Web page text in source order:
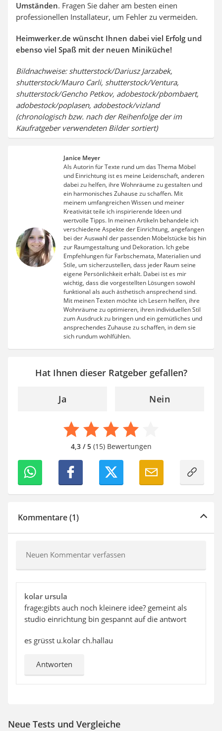
Umständen. Fragen Sie daher am besten einen
professionellen Installateur, um Fehler zu vermeiden.
Heimwerker.de wünscht Ihnen dabei viel Erfolg und
ebenso viel Spaß mit der neuen Miniküche!
Bildnachweise: shutterstock/Dariusz Jarzabek,
shutterstock/Mauro Carli, shutterstock/Ventura,
shutterstock/Gencho Petkov, adobestock/pbombaert,
adobestock/poplasen, adobestock/vizland
(chronologisch bzw. nach der Reihenfolge der im
Kaufratgeber verwendeten Bilder sortiert)
Janice Meyer
Als Autorin für Texte rund um das Thema Möbel
und Einrichtung ist es meine Leidenschaft, anderen
dabei zu helfen, ihre Wohnräume zu gestalten und
ein harmonisches Zuhause zu schaffen. Mit
meinem umfangreichen Wissen und meiner
Kreativität teile ich inspirierende Ideen und
wertvolle Tipps. In meinen Artikeln behandele ich
verschiedene Aspekte der Einrichtung, angefangen
bei der Auswahl der passenden Möbelstücke bis hin
zur Raumgestaltung und Dekoration. Ich gebe
Empfehlungen für Farbschemata, Materialien und
Stile, um sicherzustellen, dass jeder Raum seine
eigene Persönlichkeit erhält. Dabei ist es mir
wichtig, dass die vorgestellten Lösungen sowohl
funktional als auch ästhetisch ansprechend sind.
Mit meinen Texten möchte ich Lesern helfen, ihre
Wohnräume zu optimieren, ihren individuellen Stil
zum Ausdruck zu bringen und ein gemütliches und
ansprechendes Zuhause zu schaffen, in dem sie
sich rundum wohlfühlen.
Hat Ihnen dieser Ratgeber gefallen?
Ja Nein
4,3 / 5(15) Bewertungen
Kommentare (1)
Neuen Kommentar verfassen
kolar ursula
frage:gibts auch noch kleinere idee? gemeint als
studio einrichtung bin gespannt auf die antwort
es grüsst u.kolar ch.hallau
Antworten
Neue Tests und Vergleiche